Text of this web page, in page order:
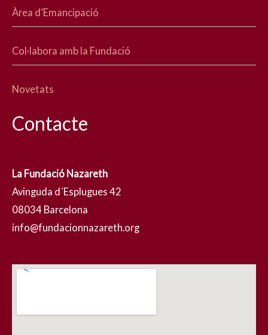
Àrea d’Emancipació
Col·labora amb la Fundació
Novetats
Contacte
La Fundació Nazareth
Avinguda d´Esplugues 42
08034 Barcelona
info@fundacionnazareth.org